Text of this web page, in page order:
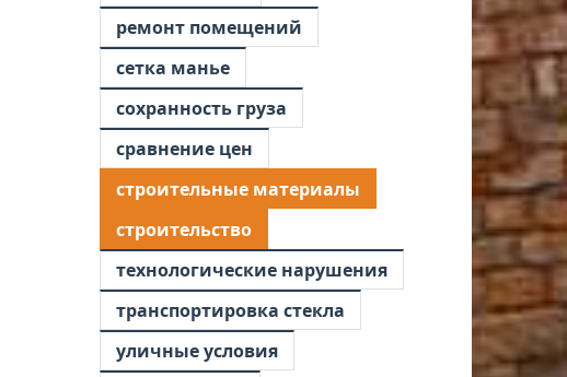
ремонт помещений
сетка манье
сохранность груза
сравнение цен
строительные материалы
строительство
технологические нарушения
транспортировка стекла
уличные условия